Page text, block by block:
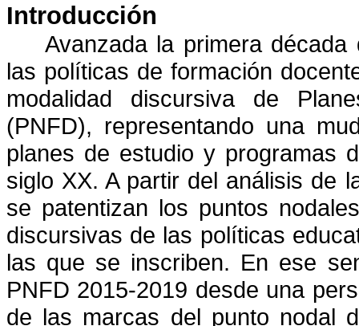
Introducción
Avanzada la primera
las políticas de formación
modalidad discursiva de
(PNFD), representando una
planes de estudio y programas
siglo XX. A partir del análisis de
se patentizan los puntos
discursivas de las políticas
las que se inscriben. En ese
PNFD 2015-2019 desde una
de las marcas del punto nodal